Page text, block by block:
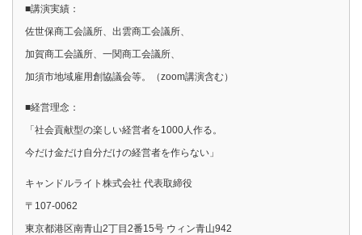
■講演実績：
佐世保商工会議所、出雲商工会議所、
加賀商工会議所、一関商工会議所、
加須市地域雇用創協議会等。（zoom講演含む）
■経営理念：
「社会貢献型の楽しい経営者を1000人作る。
今だけ金だけ自分だけの経営者を作らない」
キャンドルライト株式会社 代表取締役
〒107-0062
東京都港区南青山2丁目2番15号 ウィン青山942